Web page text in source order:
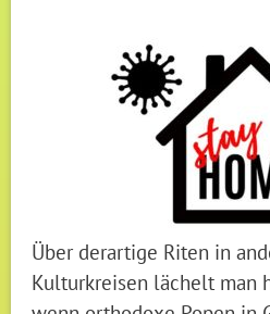
Über derartige Riten in
Kulturkreisen lächelt man